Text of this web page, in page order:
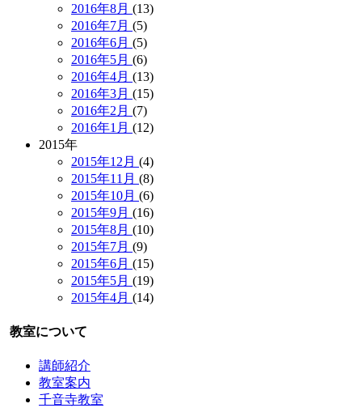
2016年8月 (13)
2016年7月 (5)
2016年6月 (5)
2016年5月 (6)
2016年4月 (13)
2016年3月 (15)
2016年2月 (7)
2016年1月 (12)
2015年
2015年12月 (4)
2015年11月 (8)
2015年10月 (6)
2015年9月 (16)
2015年8月 (10)
2015年7月 (9)
2015年6月 (15)
2015年5月 (19)
2015年4月 (14)
教室について
講師紹介
教室案内
千音寺教室